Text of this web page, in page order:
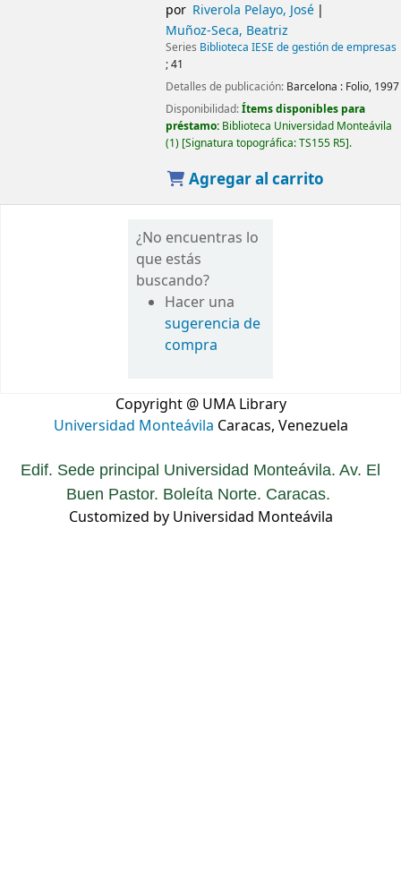
por Riverola Pelayo, José
Muñoz-Seca, Beatriz
Series Biblioteca IESE de gestión de empresas
; 41
Detalles de publicación: Barcelona : Folio, 1997
Disponibilidad:Ítems disponibles para
préstamo: Biblioteca Universidad Monteávila
(1) Signatura topográfica:TS155 R5 .
Agregar al carrito
¿No encuentras lo
que estás
buscando?
Hacer una
sugerencia de
compra
Copyright @ UMA Library
Universidad Monteávila Caracas, Venezuela
Edif. Sede principal Universidad Monteávila. Av. El
Buen Pastor. Boleíta Norte. Caracas.
Customized by Universidad Monteávila